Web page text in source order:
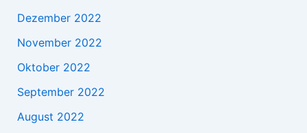
Dezember 2022
November 2022
Oktober 2022
September 2022
August 2022